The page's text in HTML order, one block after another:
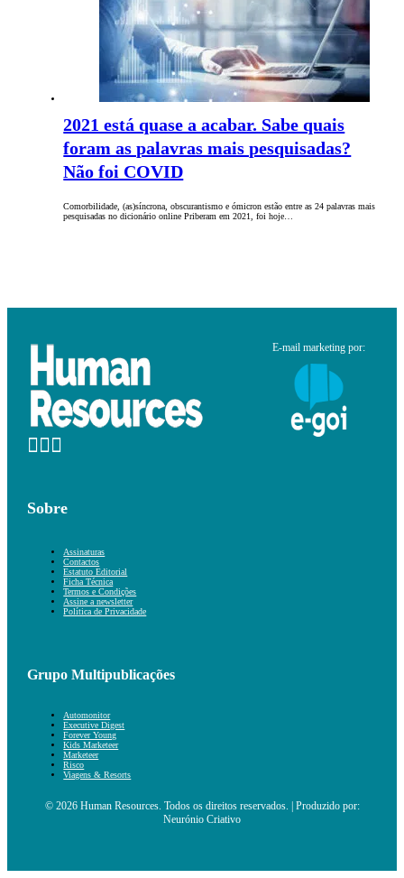
2021 está quase a acabar. Sabe quais
foram as palavras mais pesquisadas?
Não foi COVID
Comorbilidade, (as)síncrona, obscurantismo e ómicron estão entre as 24 palavras mais
pesquisadas no dicionário online Priberam em 2021, foi hoje…
E-mail marketing por:
Sobre
Assinaturas
Contactos
Estatuto Editorial
Ficha Técnica
Termos e Condições
Assine a newsletter
Política de Privacidade
Grupo Multipublicações
Automonitor
Executive Digest
Forever Young
Kids Marketeer
Marketeer
Risco
Viagens & Resorts
© 2026 Human Resources. Todos os direitos reservados. | Produzido por:
Neurónio Criativo